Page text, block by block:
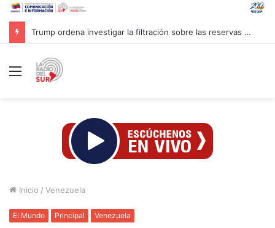
Trump ordena investigar la filtración sobre las reservas de municiones
Menú
Inicio / Venezuela
El Mundo Principal Venezuela